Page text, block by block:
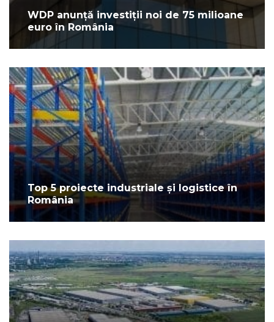
WDP anunță investiții noi de 75 milioane
euro în România
Top 5 proiecte industriale și logistice în
România